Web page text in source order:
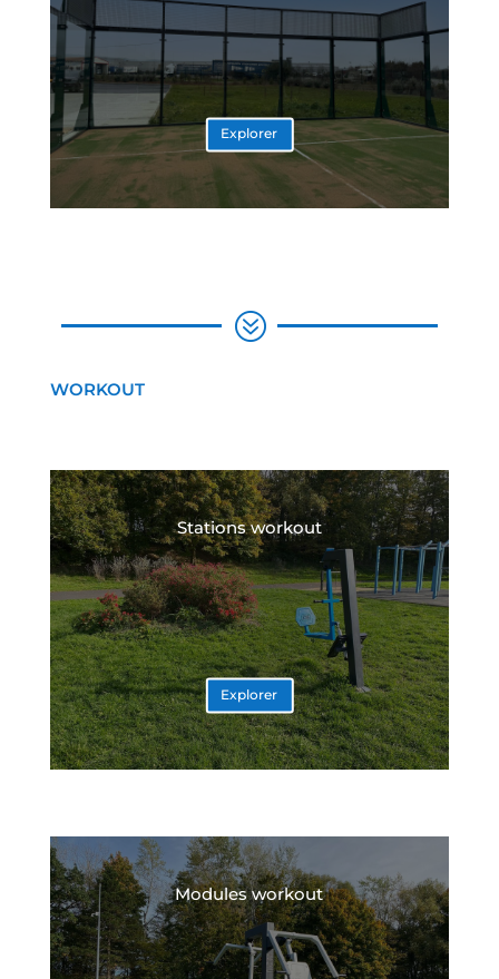
Explorer
?
WORKOUT
Stations workout
Explorer
Modules workout